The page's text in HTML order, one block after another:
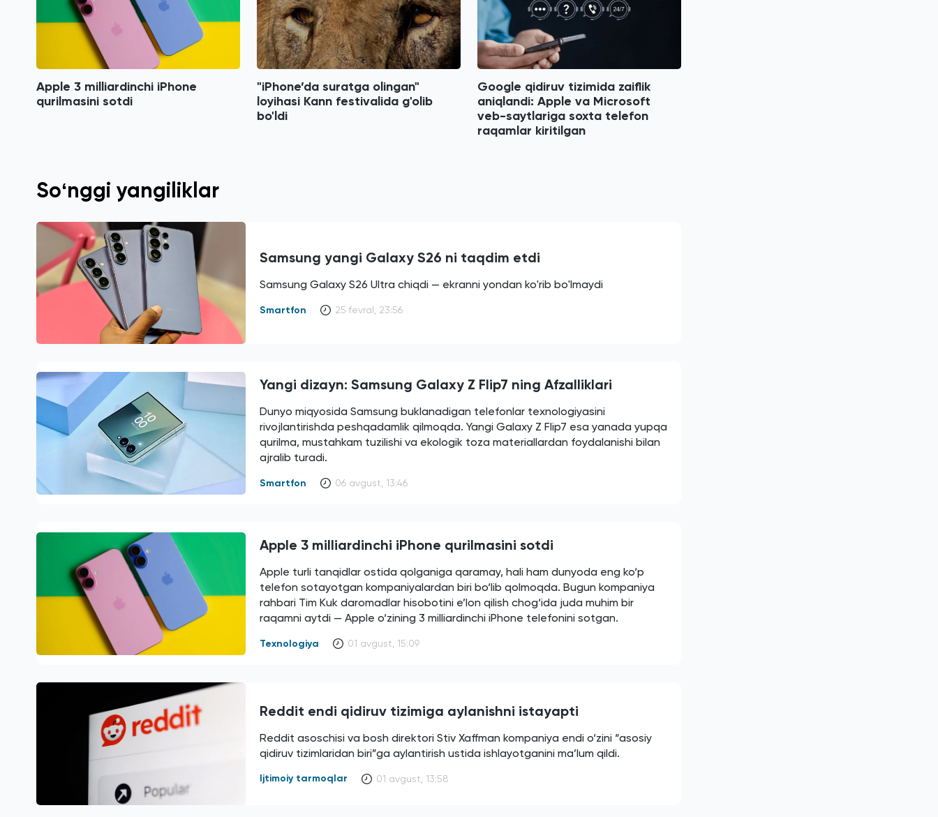
Apple 3 milliardinchi iPhone
qurilmasini sotdi
"iPhone’da suratga olingan"
loyihasi Kann festivalida g'olib
bo'ldi
Google qidiruv tizimida zaiflik
aniqlandi: Apple va Microsoft
veb-saytlariga soxta telefon
raqamlar kiritilgan
Soʻnggi yangiliklar
Samsung yangi Galaxy S26 ni taqdim etdi
Samsung Galaxy S26 Ultra chiqdi — ekranni yondan ko'rib bo'lmaydi
Smartfon 25 fevral, 23:56
Yangi dizayn: Samsung Galaxy Z Flip7 ning Afzalliklari
Dunyo miqyosida Samsung buklanadigan telefonlar texnologiyasini
rivojlantirishda peshqadamlik qilmoqda. Yangi Galaxy Z Flip7 esa yanada yupqa
qurilma, mustahkam tuzilishi va ekologik toza materiallardan foydalanishi bilan
ajralib turadi.
Smartfon 06 avgust, 13:46
Apple 3 milliardinchi iPhone qurilmasini sotdi
Apple turli tanqidlar ostida qolganiga qaramay, hali ham dunyoda eng ko‘p
telefon sotayotgan kompaniyalardan biri bo‘lib qolmoqda. Bugun kompaniya
rahbari Tim Kuk daromadlar hisobotini e’lon qilish chog‘ida juda muhim bir
raqamni aytdi — Apple o‘zining 3 milliardinchi iPhone telefonini sotgan.
Texnologiya 01 avgust, 15:09
Reddit endi qidiruv tizimiga aylanishni istayapti
Reddit asoschisi va bosh direktori Stiv Xaffman kompaniya endi o‘zini “asosiy
qidiruv tizimlaridan biri”ga aylantirish ustida ishlayotganini ma’lum qildi.
Ijtimoiy tarmoqlar 01 avgust, 13:58